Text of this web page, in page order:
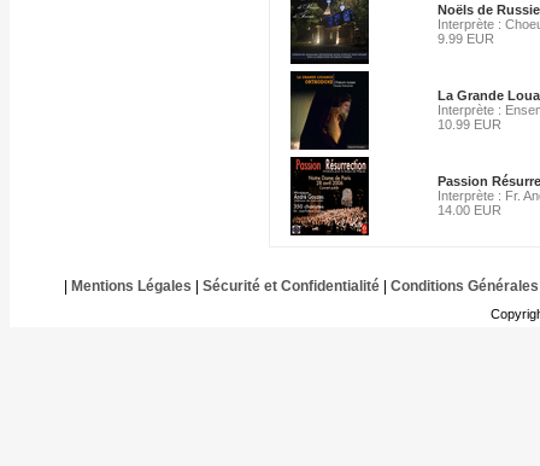
Noëls de
Interprète :
9.99 EUR
La Grande
Interprète :
10.99 EUR
Passion
Interprète : Fr.
14.00 EUR
Mentions Légales Sécurité et Confidentialité| Conditions Générales